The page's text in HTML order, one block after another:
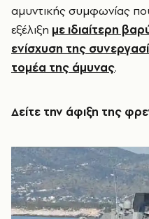
αμυντικής συμφωνίας
εξέλιξη με ιδιαίτερη
ενίσχυση της
τομέα της άμυνας.
Δείτε την άφιξη της